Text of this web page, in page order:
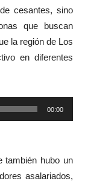
cesantes, sino
que buscan
la región de Los
en diferentes
00:00
también hubo un
asalariados,